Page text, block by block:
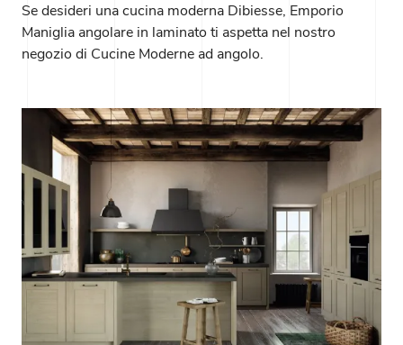
Se desideri una cucina moderna Dibiesse, Emporio
Maniglia angolare in laminato ti aspetta nel nostro
negozio di Cucine Moderne ad angolo.